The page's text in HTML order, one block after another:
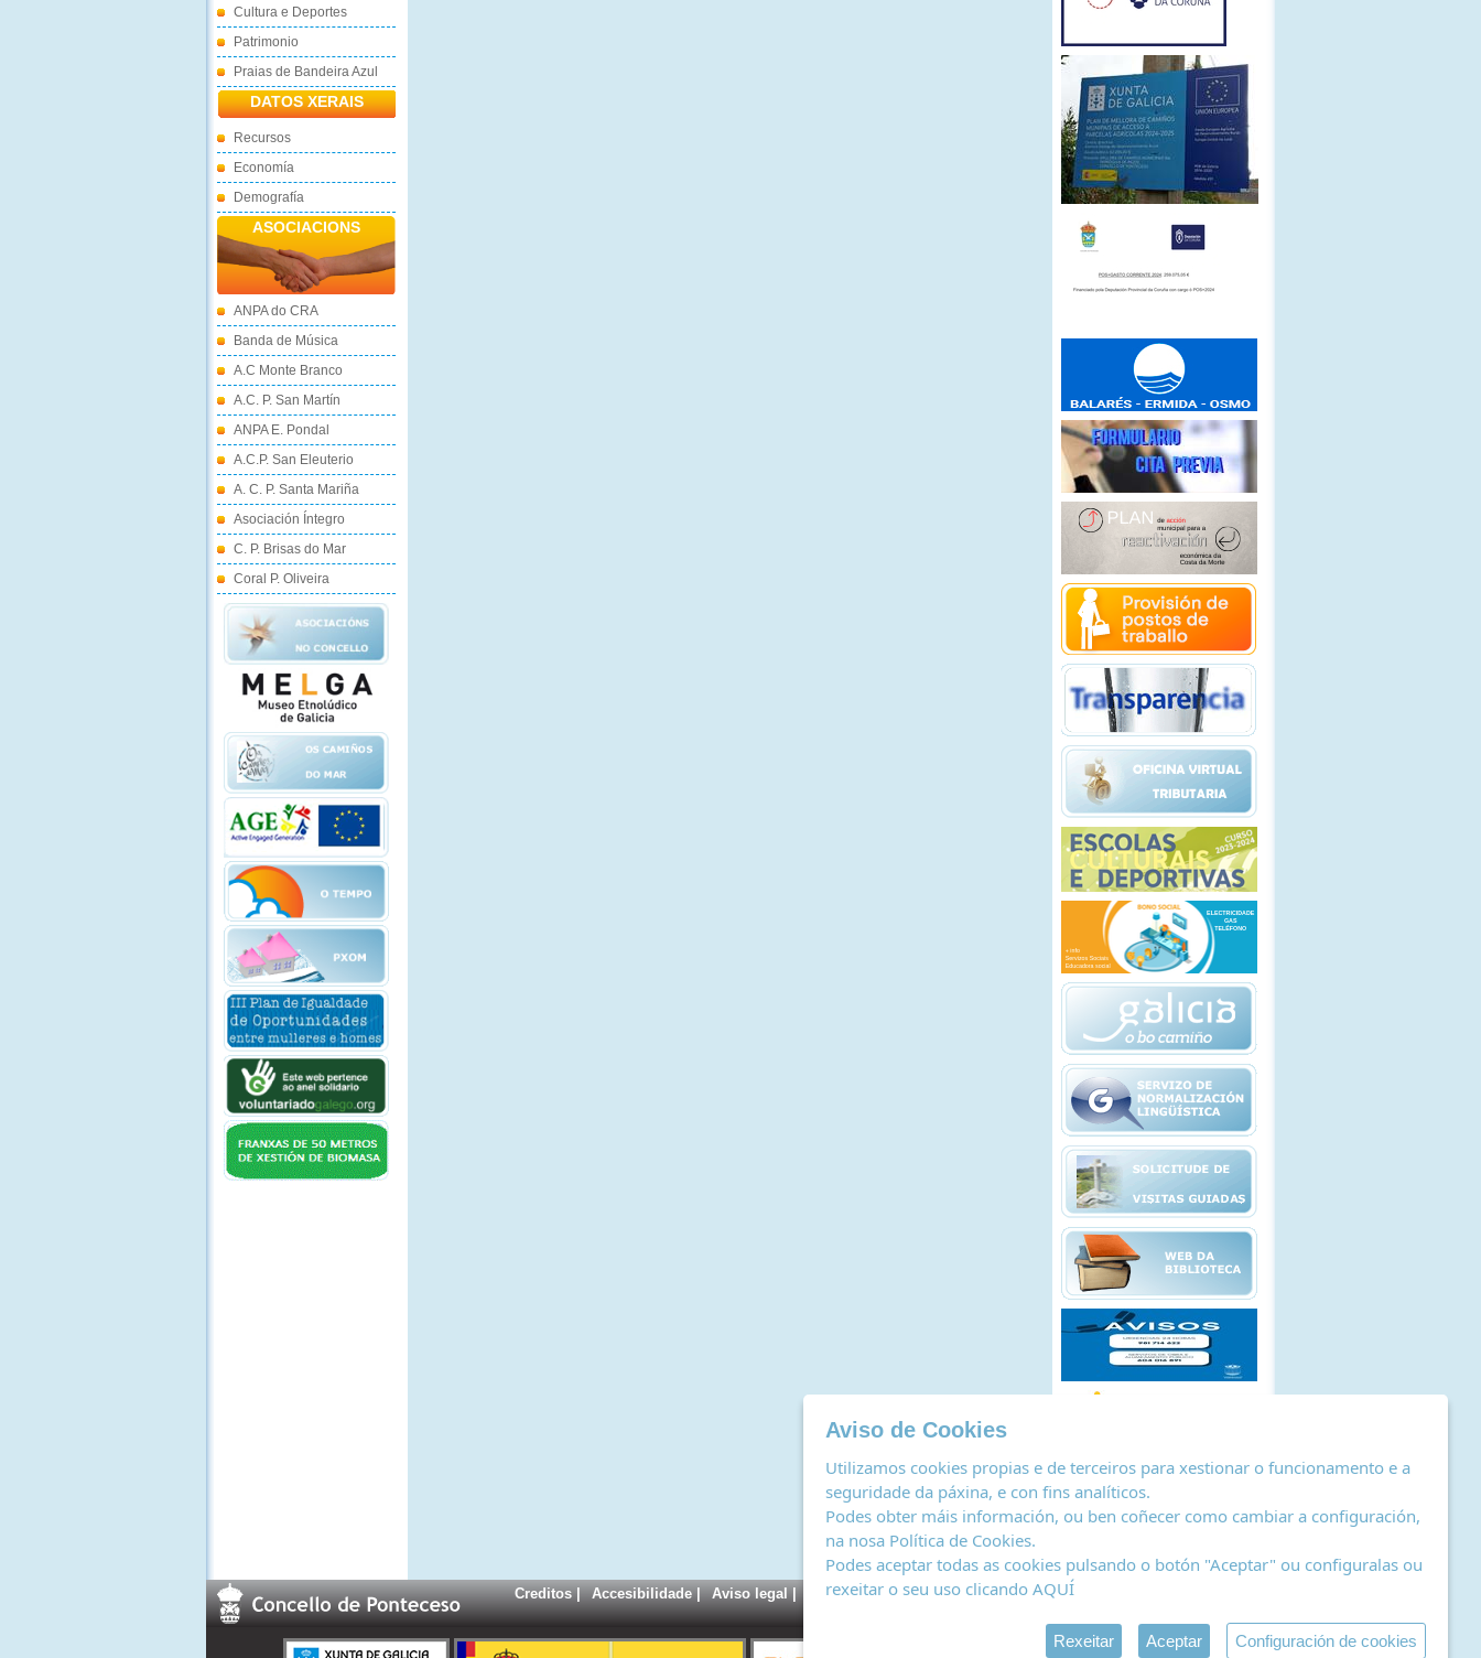
Cultura e Deportes
Patrimonio
Praias de Bandeira Azul
DATOS XERAIS
Recursos
Economía
Demografía
ASOCIACIONS
ANPA do CRA
Banda de Música
A.C Monte Branco
A.C. P. San Martín
ANPA E. Pondal
A.C.P. San Eleuterio
A. C. P. Santa Mariña
Asociación Íntegro
C. P. Brisas do Mar
Coral P. Oliveira
Creditos| Accesibilidade| Aviso legal| Política de cookies| Rexistro de actividades de tratamento
Aviso de Cookies
Utilizamos cookies propias e de terceiros para xestionar o funcionamento e a
seguridade da páxina, e con fins analíticos.
Podes obter máis información, ou ben coñecer como cambiar a configuración,
na nosa Política de Cookies.
Podes aceptar todas as cookies pulsando o botón "Aceptar" ou configuralas ou
rexeitar o seu uso clicando AQUÍ
Rexeitar Aceptar Configuración de cookies